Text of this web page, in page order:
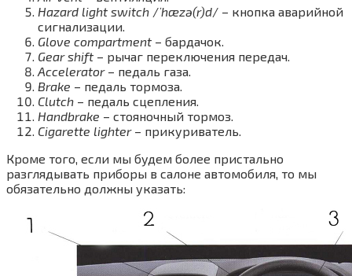
Hazard light switch /ˈhæzə(r)d/ – кнопка аварийной
сигнализации.
Glove compartment – бардачок.
Gear shift – рычаг переключения передач.
Accelerator– педаль газа.
Brake – педаль тормоза.
Clutch – педаль сцепления.
Handbrake – стояночный тормоз.
Cigarette lighter– прикуриватель.
Кроме того, если мы будем более пристально
разглядывать приборы в салоне автомобиля, то мы
обязательно должны указать: